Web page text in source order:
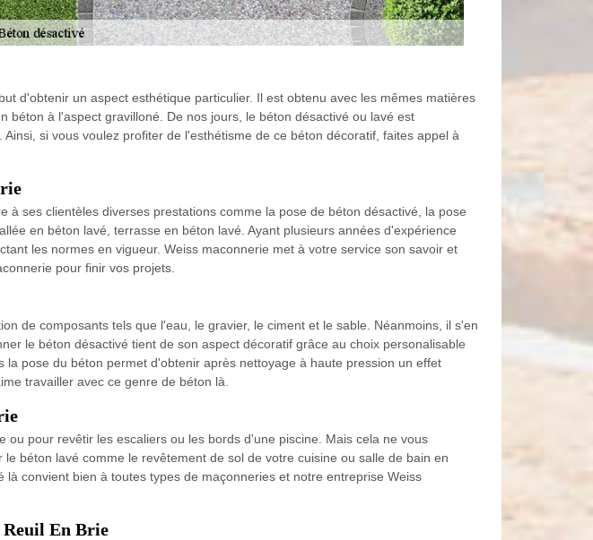
d'obtenir un aspect esthétique particulier. Il est obtenu avec les mêmes matières
à l'aspect gravilloné. De nos jours, le béton désactivé ou lavé est
si vous voulez profiter de l'esthétisme de ce béton décoratif, faites appel à
ses clientèles diverses prestations comme la pose de béton désactivé, la pose
en béton lavé, terrasse en béton lavé. Ayant plusieurs années d'expérience
les normes en vigueur. Weiss maconnerie met à votre service son savoir et
pour finir vos projets.
de composants tels que l'eau, le gravier, le ciment et le sable. Néanmoins, il s'en
le béton désactivé tient de son aspect décoratif grâce au choix personalisable
pose du béton permet d'obtenir après nettoyage à haute pression un effet
travailler avec ce genre de béton là.
pour revêtir les escaliers ou les bords d'une piscine. Mais cela ne vous
béton lavé comme le revêtement de sol de votre cuisine ou salle de bain en
convient bien à toutes types de maçonneries et notre entreprise Weiss
Reuil En Brie